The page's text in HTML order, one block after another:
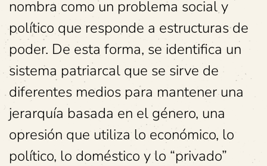
nombra como un problema social y
político que responde a estructuras de
poder. De esta forma, se identifica un
sistema patriarcal que se sirve de
diferentes medios para mantener una
jerarquía basada en el género, una
opresión que utiliza lo económico, lo
político, lo doméstico y lo “privado”